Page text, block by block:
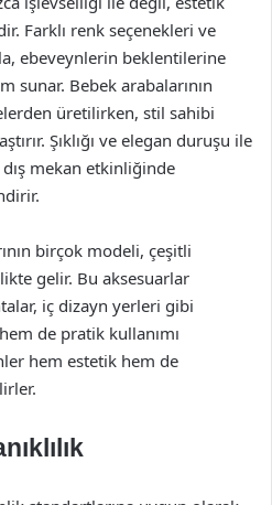
Farklı renk seçenekleri ve
ebeveynlerin beklentilerine
sunar. Bebek arabalarının
üretilirken, stil sahibi
Şıklığı ve elegan duruşu ile
mekan etkinliğinde
birçok modeli, çeşitli
gelir. Bu aksesuarlar
iç dizayn yerleri gibi
de pratik kullanımı
hem estetik hem de